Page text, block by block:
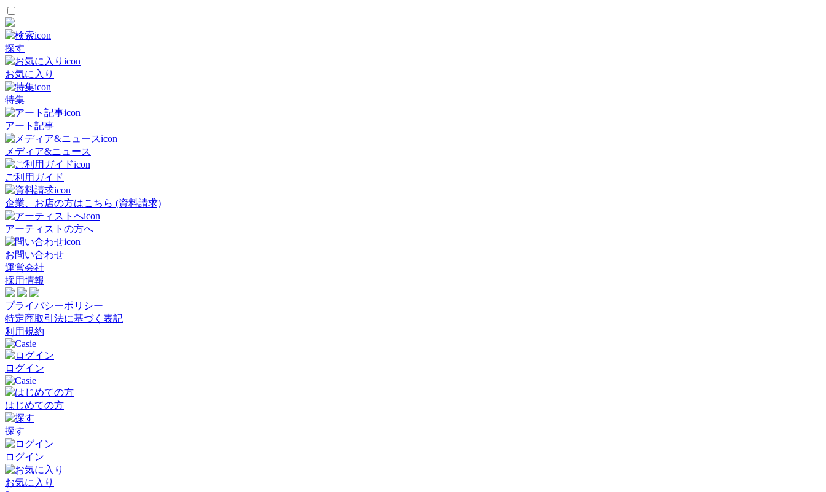
探す
お気に入り
特集
アート記事
メディア&ニュース
ご利用ガイド
企業、お店の方はこちら (資料請求)
アーティストの方へ
お問い合わせ
運営会社
採用情報
プライバシーポリシー
特定商取引法に基づく表記
利用規約
ログイン
はじめての方
探す
ログイン
お気に入り